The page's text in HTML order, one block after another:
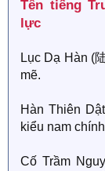
Tên tiếng
lực​
Lục Dạ Hàn (
mẽ.
Hàn Thiên
kiểu nam
Cố Trầm